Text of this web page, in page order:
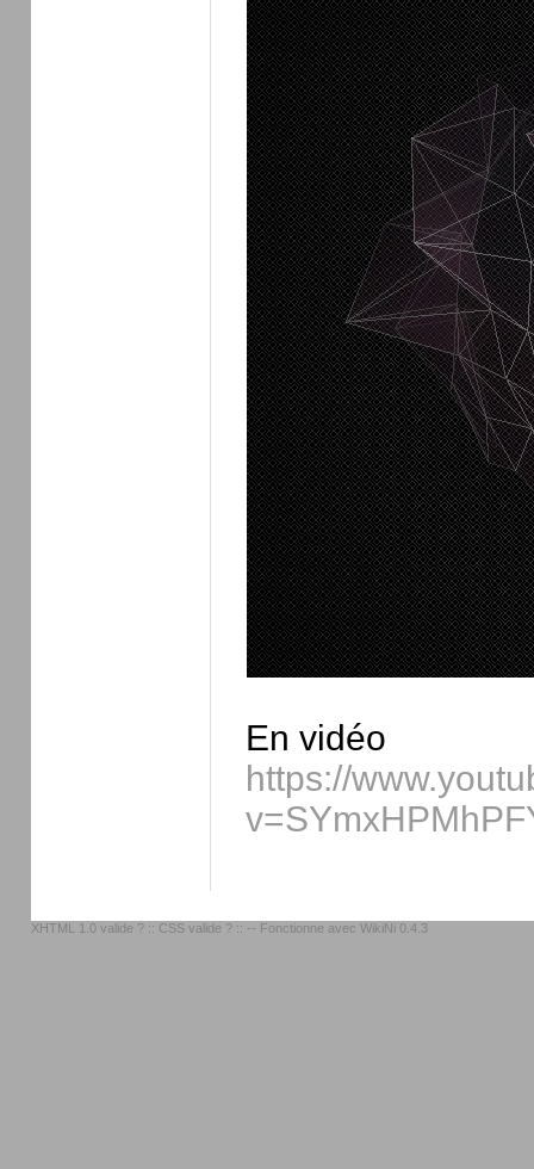
En vidéo
https://
XHTML 1.0 valide ? :: CSS valide ? :: -- Fonctionne avec WikiNi 0.4.3